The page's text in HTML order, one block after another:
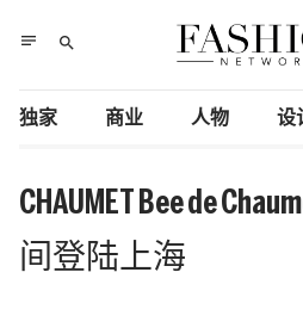
notes search
独家 商业 人物 设
CHAUMET Bee de
间登陆上海